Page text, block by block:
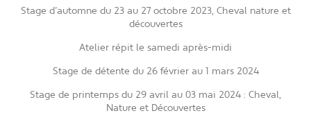
Stage d’automne du 23 au 27 octobre 2023, Cheval nature et
découvertes
Atelier répit le samedi après-midi
Stage de détente du 26 février au 1 mars 2024
Stage de printemps du 29 avril au 03 mai 2024 : Cheval,
Nature et Découvertes